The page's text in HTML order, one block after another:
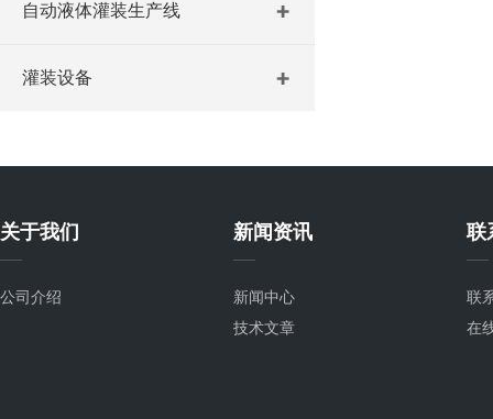
自动液体灌装生产线
灌装设备
关于我们
公司介绍
新闻资讯
新闻中心
技术文章
联
联
在